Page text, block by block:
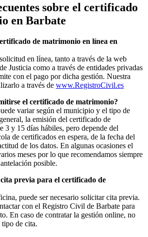
sobre el certificado
en Barbate
de matrimonio en línea en
en línea, tanto a través de la web
Justicia como a través de entidades privadas
con el pago por dicha gestión. Nuestra
a través de www.RegistroCivil.es
el certificado de matrimonio?
variar según el municipio y el tipo de
la emisión del certificado de
3 y 15 días hábiles, pero depende del
de certificados en espera, de la fecha del
de los datos. En algunas ocasiones el
meses por lo que recomendamos siempre
posible.
previa para el certificado de
puede ser necesario solicitar cita previa.
con el Registro Civil de Barbate para
En caso de contratar la gestión online, no
tipo de cita.